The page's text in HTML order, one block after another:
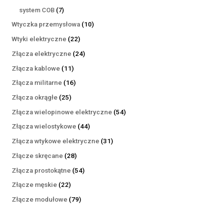
system COB 77
produktów
Wtyczka przemysłowa 1010
Wtyki elektryczne 2222
produkty
Złącza elektryczne 2424
Złącza kablowe 1111
produktów
Złącza militarne 1616
Złącza okrągłe 2525
produktów
Złącza wielopinowe elektryczne 5454
Złącza wielostykowe 4444
produkty
Złącza wtykowe elektryczne 3131
Złącze skręcane 2828
produktów
Złącza prostokątne 5454
Złącze męskie 2222
produkty
Złącze modułowe 7979